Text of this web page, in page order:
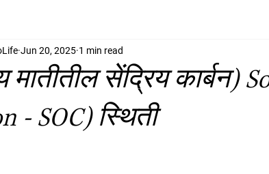
मातीतील सेंद्रिय कार्बन)
- SOC) स्थिती
Jun 20, 2025 1 min read